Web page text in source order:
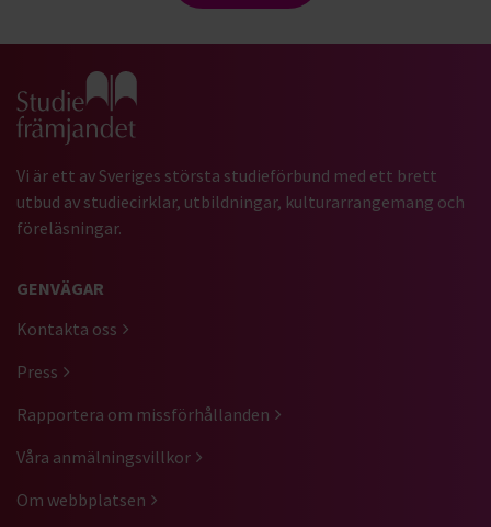
Gå till studiefrämjandets startsida
Vi är ett av Sveriges största studieförbund med ett brett
utbud av studiecirklar, utbildningar, kulturarrangemang och
föreläsningar.
GENVÄGAR
Kontakta oss
Press
Rapportera om missförhållanden
Våra anmälningsvillkor
Om webbplatsen